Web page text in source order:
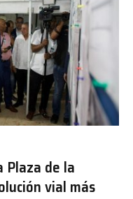
de la
vial más